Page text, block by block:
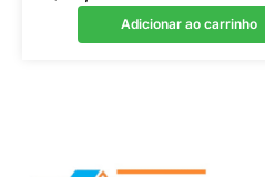
Adicionar ao carrinho